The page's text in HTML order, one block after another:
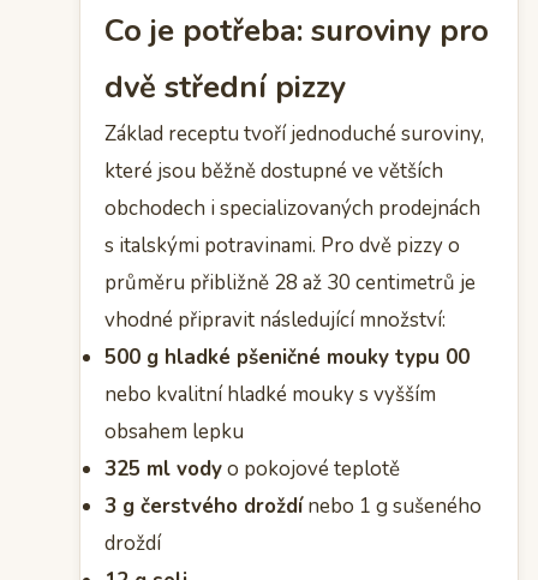
Co je potřeba: suroviny pro
dvě střední pizzy
Základ receptu tvoří jednoduché suroviny,
které jsou běžně dostupné ve větších
obchodech i specializovaných prodejnách
s italskými potravinami. Pro dvě pizzy o
průměru přibližně 28 až 30 centimetrů je
vhodné připravit následující množství:
500 g hladké pšeničné mouky typu 00
nebo kvalitní hladké mouky s vyšším
obsahem lepku
325 ml vodyo pokojové teplotě
3 g čerstvého droždínebo 1 g sušeného
droždí